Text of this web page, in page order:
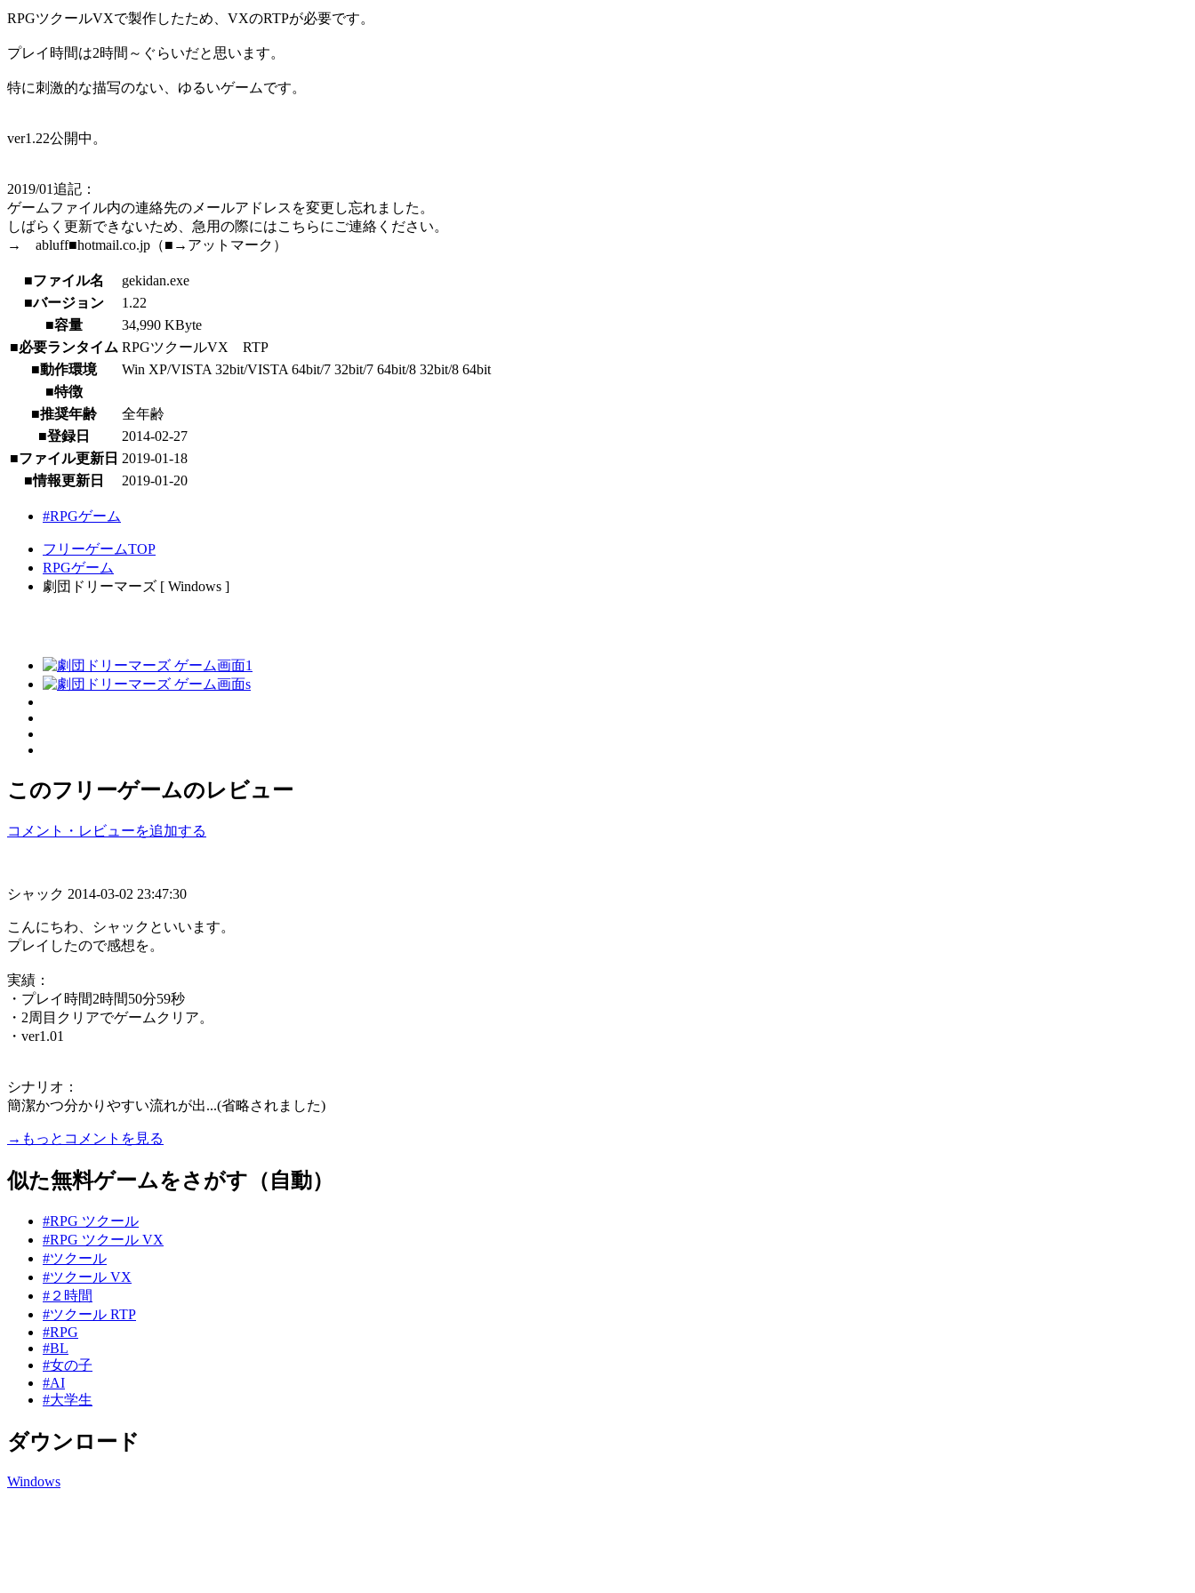
RPGツクールVXで製作したため、VXのRTPが必要です。
プレイ時間は2時間～ぐらいだと思います。
特に刺激的な描写のない、ゆるいゲームです。
ver1.22公開中。
2019/01追記：
ゲームファイル内の連絡先のメールアドレスを変更し忘れました。
しばらく更新できないため、急用の際にはこちらにご連絡ください。
→ abluff■hotmail.co.jp（■→アットマーク）
■ファイル名
gekidan.exe
■バージョン
1.22
■容量
34,990 KByte
■必要ランタイム RPGツクールVX RTP
■動作環境
Win XP/VISTA 32bit/VISTA 64bit/7 32bit/7 64bit/8 32bit/8 64bit
■特徴
■推奨年齢
全年齢
■登録日
2014-02-27
■ファイル更新日 2019-01-18
■情報更新日
2019-01-20
#RPGゲーム
フリーゲームTOP
RPGゲーム
劇団ドリーマーズ [ Windows ]
このフリーゲームのレビュー
コメント・レビューを追加する
シャック 2014-03-02 23:47:30
こんにちわ、シャックといいます。
プレイしたので感想を。
実績：
・プレイ時間2時間50分59秒
・2周目クリアでゲームクリア。
・ver1.01
シナリオ：
簡潔かつ分かりやすい流れが出...(省略されました)
→もっとコメントを見る
似た無料ゲームをさがす（自動）
#RPG ツクール
#RPG ツクール VX
#ツクール
#ツクール VX
#２時間
#ツクール RTP
#RPG
#BL
#女の子
#AI
#大学生
ダウンロード
Windows